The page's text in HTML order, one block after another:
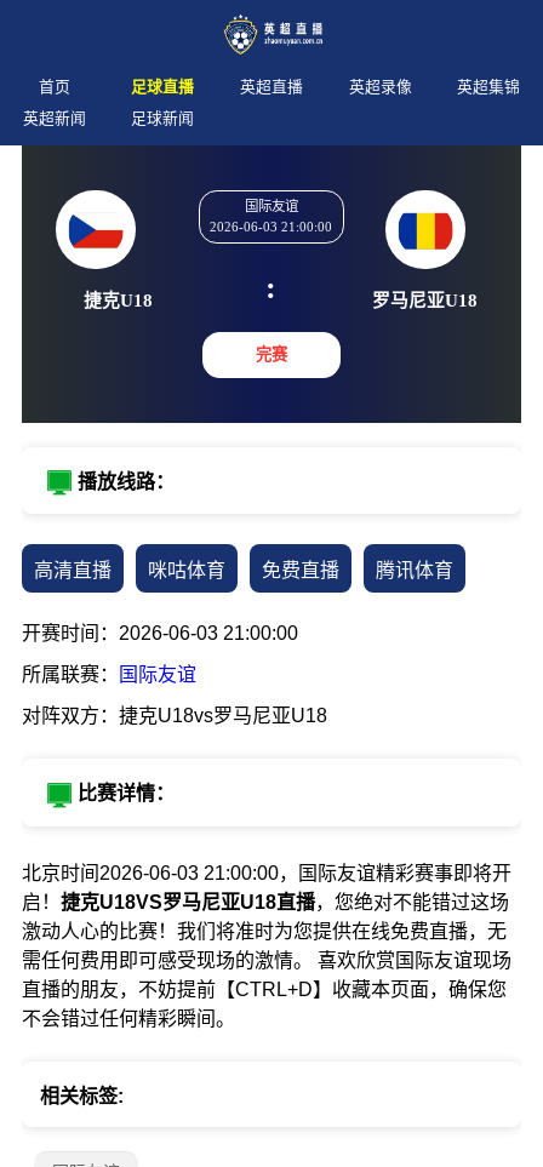
首页 足球直播 英超直播 英超录像
英超集锦
英超新闻
足球新闻
:
播放线路：
高清直播 咪咕体育 免费直播 腾讯体育
开赛时间：2026-06-03 21:00:00
所属联赛：
国际友谊
对阵双方：捷克U18vs罗马尼亚U18
比赛详情：
北京时间2026-06-03 21:00:00，国际友谊精彩赛事即将开
启！ 捷克U18VS罗马尼亚U18直播，您绝对不能错过这场
激动人心的比赛！我们将准时为您提供在线免费直播，无
需任何费用即可感受现场的激情。 喜欢欣赏国际友谊现场
直播的朋友，不妨提前【CTRL+D】收藏本页面，确保您
不会错过任何精彩瞬间。
相关标签: